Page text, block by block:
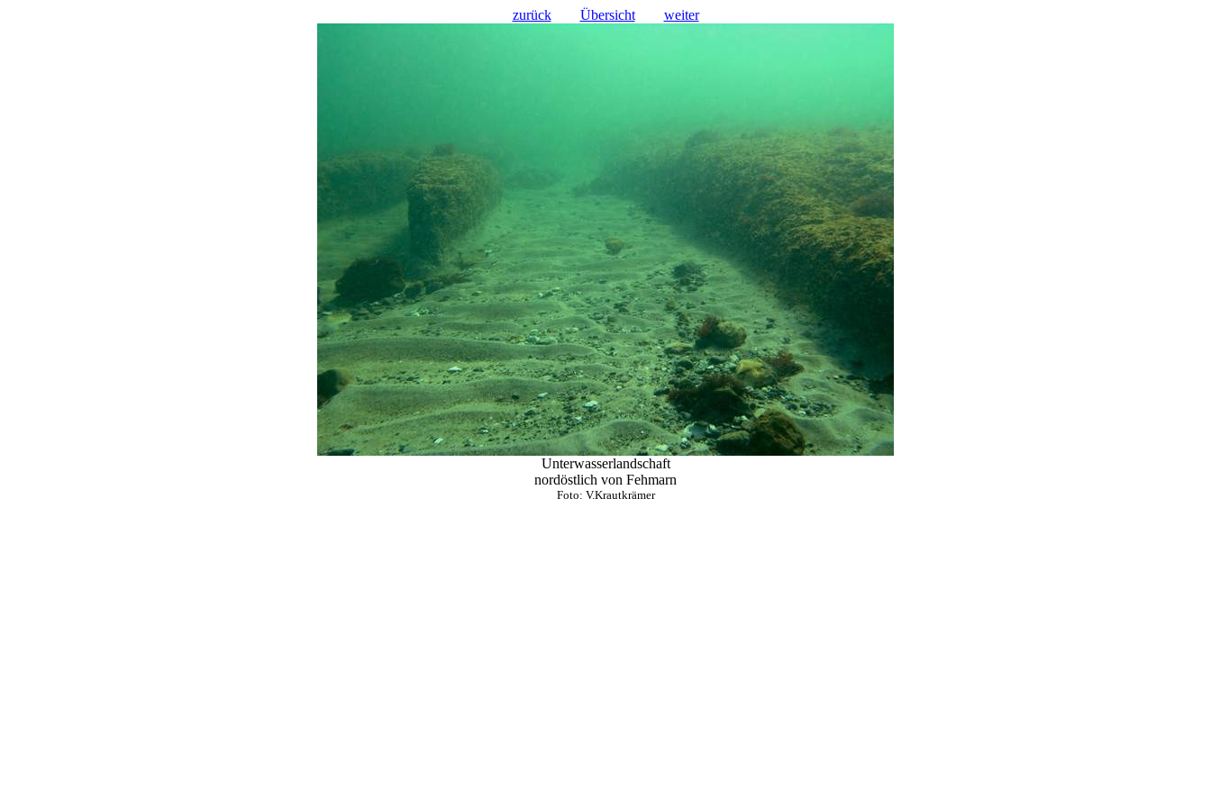
zurück Übersicht weiter
Unterwasserlandschaft
nordöstlich von Fehmarn
Foto: V.Krautkrämer